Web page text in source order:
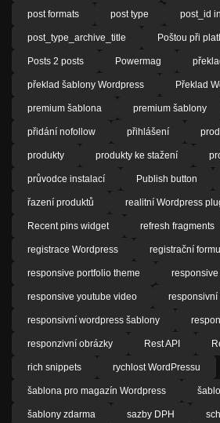
post formats post type post_id
post_type_archive_title Poštou při
Posts 2 posts Powermag
překlad šablony Wordpress Překlad
premium šablona premium šablony
přidání nofollow přihlášení
produkty produkty ke stažení
průvodce instalací Publish button
řazení produktů realitní Wordpress
Recent pins widget refresh fragments
registrace Wordpress registrační
responsive portfolio theme
responsive youtube video responsivní
responsivní wordpress šablony
responzivní obrázky Rest API
rich snippets rychlost WordPressu
šablona pro magazín Wordpress
šablony zdarma sazby DPH